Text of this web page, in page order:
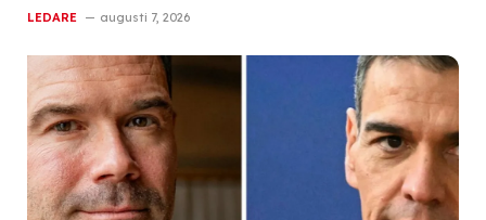
LEDARE augusti 7, 2026